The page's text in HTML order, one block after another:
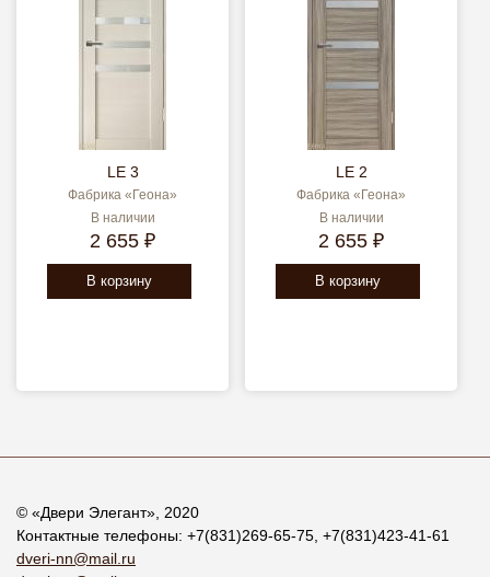
LE 3
Фабрика «Геона»
В наличии
2 655 ₽
В корзину
LE 2
Фабрика «Геона»
В наличии
2 655 ₽
В корзину
© «Двери Элегант», 2020
Контактные телефоны: +7(831)269-65-75 +7(831)423-41-61
dveri-nn@mail.ru